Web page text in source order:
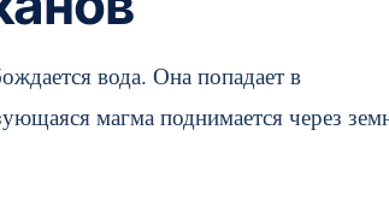
вода. Она попадает в
магма поднимается через